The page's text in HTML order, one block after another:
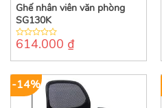
Ghế nhân viên văn phòng
SG130K
0
of
614.000 ₫
-14%